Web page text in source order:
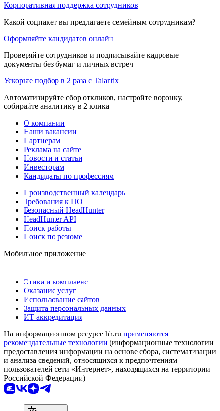
Корпоративная поддержка сотрудников
Какой соцпакет вы предлагаете семейным сотрудникам?
Оформляйте кандидатов онлайн
Проверяйте сотрудников и подписывайте кадровые
документы без бумаг и личных встреч
Ускорьте подбор в 2 раза с Talantix
Автоматизируйте сбор откликов, настройте воронку,
собирайте аналитику в 2 клика
О компании
Наши вакансии
Партнерам
Реклама на сайте
Новости и статьи
Инвесторам
Кандидаты по профессиям
Производственный календарь
Требования к ПО
Безопасный HeadHunter
HeadHunter API
Поиск работы
Поиск по резюме
Мобильное приложение
Этика и комплаенс
Оказание услуг
Использование сайтов
Защита персональных данных
ИТ аккредитация
На информационном ресурсе hh.ru применяются
рекомендательные технологии (информационные технологии
предоставления информации на основе сбора, систематизации
и анализа сведений, относящихся к предпочтениям
пользователей сети «Интернет», находящихся на территории
Российской Федерации)